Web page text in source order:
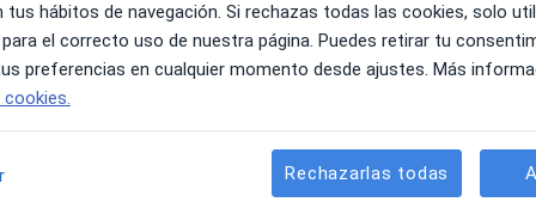
tus hábitos de navegación. Si rechazas todas las cookies, solo
el correcto uso de nuestra página. Puedes retirar tu
preferencias en cualquier momento desde ajustes. Más
Rechazarlas todas